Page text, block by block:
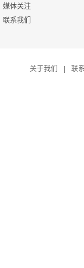
媒体关注
联系我们
关于我们 | 联